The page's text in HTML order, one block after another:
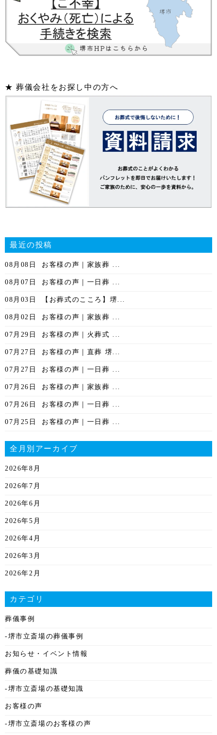
★ 葬儀会社をお探し中の方へ
最近の投稿
08月08日 お客様の声｜家族葬 ...
08月07日 お客様の声｜一日葬 ...
08月03日 【お葬式のこころ】堺...
08月02日 お客様の声｜家族葬 ...
07月29日 お客様の声｜火葬式 ...
07月27日 お客様の声｜直葬 堺...
07月27日 お客様の声｜一日葬 ...
07月26日 お客様の声｜家族葬 ...
07月26日 お客様の声｜一日葬 ...
07月25日 お客様の声｜一日葬 ...
全月別アーカイブ
2026年8月
2026年7月
2026年6月
2026年5月
2026年4月
2026年3月
2026年2月
2026年1月
2025年12月
カテゴリ
葬儀事例
-堺市立斎場の葬儀事例
お知らせ・イベント情報
葬儀の基礎知識
-堺市立斎場の基礎知識
お客様の声
-堺市立斎場のお客様の声